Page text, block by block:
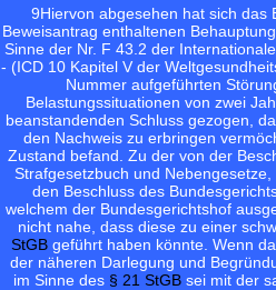
9Hiervon abgesehen hat sich
Beweisantrag enthaltenen
Sinne der Nr. F 43.2 der
- (ICD 10 Kapitel V der
Nummer aufgeführten
Belastungssituationen von zwei
beanstandenden Schluss gezogen,
den Nachweis zu erbringen
Zustand befand. Zu der von der
Strafgesetzbuch und
den Beschluss des
welchem der Bundesgerichtshof
nicht nahe, dass diese zu einer
StGB geführt haben könnte. Wenn
der näheren Darlegung und
im Sinne des § 21 StGBsei mit der